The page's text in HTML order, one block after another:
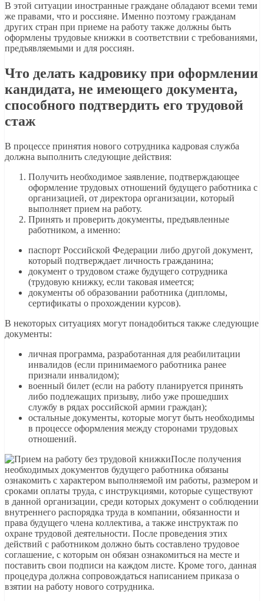
В этой ситуации иностранные граждане обладают всеми теми
же правами, что и россияне. Именно поэтому гражданам
других стран при приеме на работу также должны быть
оформлены трудовые книжки в соответствии с требованиями,
предъявляемыми и для россиян.
Что делать кадровику при оформлении
кандидата, не имеющего документа,
способного подтвердить его трудовой
стаж
В процессе принятия нового сотрудника кадровая служба
должна выполнить следующие действия:
Получить необходимое заявление, подтверждающее
оформление трудовых отношений будущего работника с
организацией, от директора организации, который
выполняет прием на работу.
Принять и проверить документы, предъявленные
работником, а именно:
паспорт Российской Федерации либо другой документ,
который подтверждает личность гражданина;
документ о трудовом стаже будущего сотрудника
(трудовую книжку, если таковая имеется;
документы об образовании работника (дипломы,
сертификаты о прохождении курсов).
В некоторых ситуациях могут понадобиться также следующие
документы:
личная программа, разработанная для реабилитации
инвалидов (если принимаемого работника ранее
признали инвалидом);
военный билет (если на работу планируется принять
либо подлежащих призыву, либо уже прошедших
службу в рядах российской армии граждан);
остальные документы, которые могут быть необходимы
в процессе оформления между сторонами трудовых
отношений.
После получения
необходимых документов будущего работника обязаны
ознакомить с характером выполняемой им работы, размером и
сроками оплаты труда, с инструкциями, которые существуют
в данной организации, среди которых документ о соблюдении
внутреннего распорядка труда в компании, обязанности и
права будущего члена коллектива, а также инструктаж по
охране трудовой деятельности. После проведения этих
действий с работником должно быть составлено трудовое
соглашение, с которым он обязан ознакомиться на месте и
поставить свои подписи на каждом листе. Кроме того, данная
процедура должна сопровождаться написанием приказа о
взятии на работу нового сотрудника.